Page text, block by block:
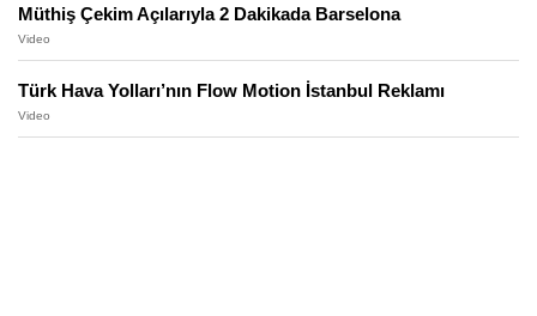
Müthiş Çekim Açılarıyla 2 Dakikada Barselona
Video
Türk Hava Yolları’nın Flow Motion İstanbul Reklamı
Video